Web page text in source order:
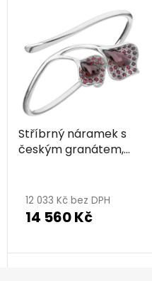
Stříbrný náramek s
českým granátem,
12 033 Kč bez DPH
14 560 Kč